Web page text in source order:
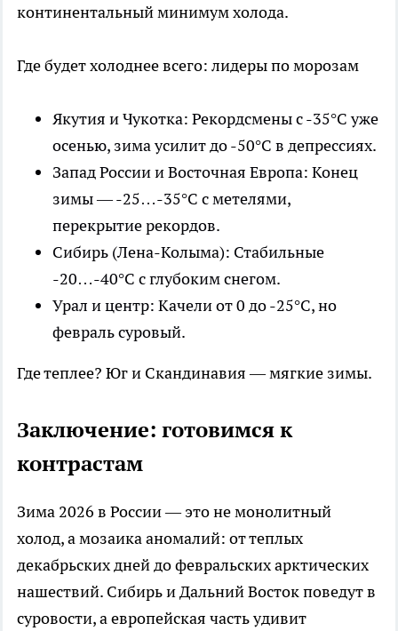
континентальный минимум холода.
Где будет холоднее всего: лидеры по морозам
Якутия и Чукотка: Рекордсмены с -35°C уже
осенью, зима усилит до -50°C в депрессиях.
Запад России и Восточная Европа: Конец
зимы — -25…-35°C с метелями,
перекрытие рекордов.
Сибирь (Лена-Колыма): Стабильные
-20…-40°C с глубоким снегом.
Урал и центр: Качели от 0 до -25°C, но
февраль суровый.
Где теплее? Юг и Скандинавия — мягкие зимы.
Заключение: готовимся к
контрастам
Зима 2026 в России — это не монолитный
холод, а мозаика аномалий: от теплых
декабрьских дней до февральских арктических
нашествий. Сибирь и Дальний Восток поведут в
суровости, а европейская часть удивит